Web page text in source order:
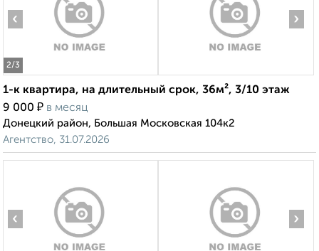
2/3
‹ ›
1-к квартира, на длительный срок, 36м², 3/10 этаж
9 000 ₽ в месяц
Донецкий район, Большая Московская 104к2
Агентство, 31.07.2026
‹ ›